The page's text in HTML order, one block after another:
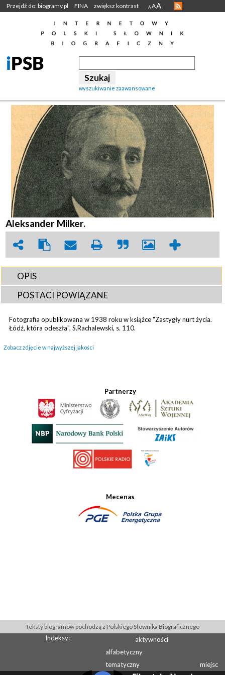
Przejdź do: biogramy.pl FINA zwiększ kontrast A AA
wyszukiwanie zaawansowane
Aleksander Milker.
OPIS
POSTACI POWIĄZANE
Fotografia opublikowana w 1938 roku w książce "Zastygły nurt życia.
Łódź, która odeszła", S.Rachalewski, s. 110.
Zobacz zdjęcie w najwyższej jakości
Partnerzy
Mecenas
Teksty biogramów pochodzą z Polskiego Słownika Biograficznego
Indeksy:
aktywności
alfabetyczny
tematyczny
miejsc